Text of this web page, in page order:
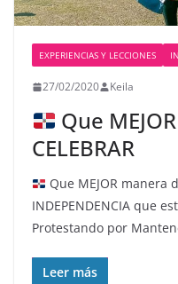
EXPERIENCIAS Y LECCIONES
27/02/2020 Keila
Que
CELEBRAR
Que MEJOR manera
INDEPENDENCIA que
Protestando por
Leer más